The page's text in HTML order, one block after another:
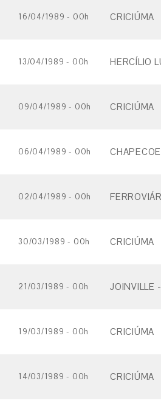
16/04/1989 - 00h CRICIÚMA
13/04/1989 - 00h HERCÍLIO
09/04/1989 - 00h CRICIÚMA
06/04/1989 - 00h
02/04/1989 - 00h
30/03/1989 - 00h CRICIÚMA
21/03/1989 - 00h JOINVILLE
19/03/1989 - 00h CRICIÚMA
14/03/1989 - 00h CRICIÚMA